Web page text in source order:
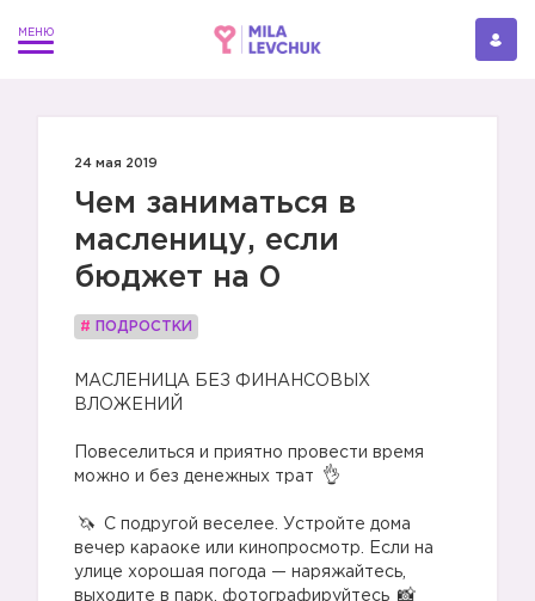
24 мая 2019
Чем заниматься в
масленицу, если
бюджет на 0
# ПОДРОСТКИ
МАСЛЕНИЦА БЕЗ ФИНАНСОВЫХ
ВЛОЖЕНИЙ
Повеселиться и приятно провести время
можно и без денежных трат
С подругой веселее. Устройте дома
вечер караоке или кинопросмотр. Если на
улице хорошая погода — наряжайтесь,
выходите в парк, фотографируйтесь